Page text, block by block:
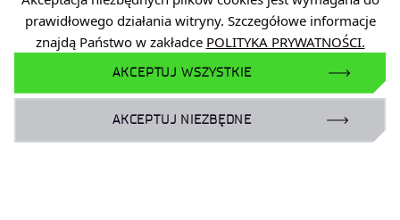
prawidłowego działania witryny. Szczegółowe informacje
znajdą Państwo w zakładce POLITYKA PRYWATNOŚCI.
AKCEPTUJ WSZYSTKIE
AKCEPTUJ NIEZBĘDNE